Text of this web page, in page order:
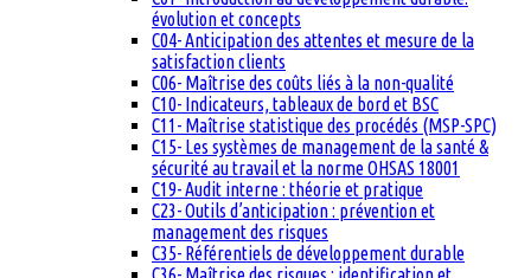
évolution et concepts
C04- Anticipation des attentes et mesure de la
satisfaction clients
C06- Maîtrise des coûts liés à la non-qualité
C10- Indicateurs, tableaux de bord et BSC
C11- Maîtrise statistique des procédés (MSP-SPC)
C15- Les systèmes de management de la santé &
sécurité au travail et la norme OHSAS 18001
C19- Audit interne : théorie et pratique
C23- Outils d’anticipation : prévention et
management des risques
C35- Référentiels de développement durable